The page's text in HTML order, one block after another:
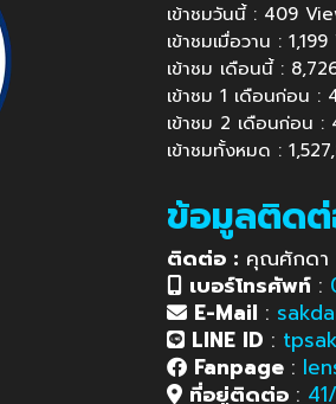
เข้าชมวันนี้ : 409
เข้าชมเมื่อวาน :
เข้าชม เดือนนี้ :
เข้าชม 1 เดือนก่อน :
เข้าชม 2 เดือนก่อน :
เข้าชมทั้งหมด :
ข้อมูลติด
ติดต่อ : คุณศักดา
เบอร์โทรศัพท์ :
E-Mail :
LINE ID :
Fanpage :
ที่อยู่ติดต่อ :